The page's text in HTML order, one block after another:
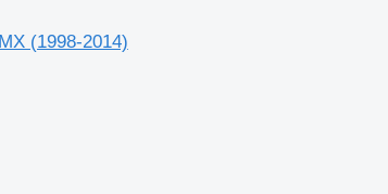
(1998-2014)